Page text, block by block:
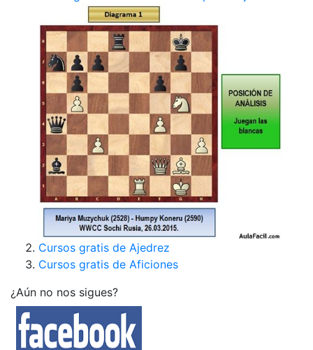
Cursos gratis de Ajedrez
Cursos gratis de Aficiones
¿Aún no nos sigues?